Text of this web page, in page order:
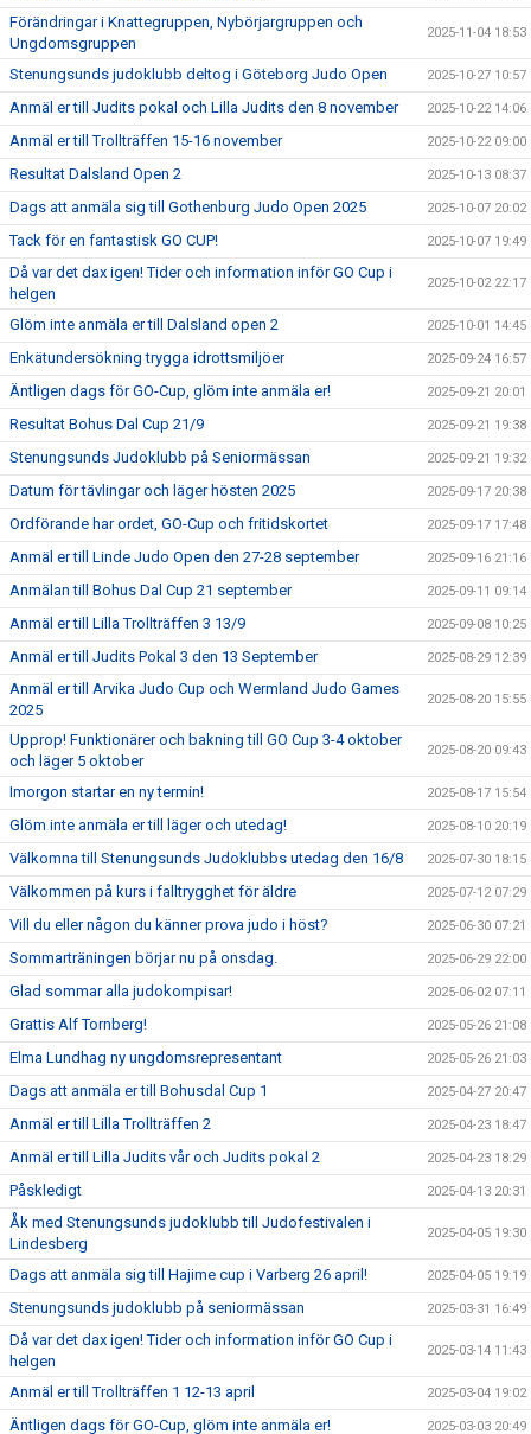
Förändringar i Knattegruppen, Nybörjargruppen och
Ungdomsgruppen
2025-11-04 18:53
Stenungsunds judoklubb deltog i Göteborg Judo Open 2025-10-27 10:57
Anmäl er till Judits pokal och Lilla Judits den 8 november 2025-10-22 14:06
Anmäl er till Trollträffen 15-16 november 2025-10-22 09:00
Resultat Dalsland Open 2 2025-10-13 08:37
Dags att anmäla sig till Gothenburg Judo Open 2025 2025-10-07 20:02
Tack för en fantastisk GO CUP! 2025-10-07 19:49
Då var det dax igen! Tider och information inför GO Cup i
helgen
2025-10-02 22:17
Glöm inte anmäla er till Dalsland open 2 2025-10-01 14:45
Enkätundersökning trygga idrottsmiljöer 2025-09-24 16:57
Äntligen dags för GO-Cup, glöm inte anmäla er! 2025-09-21 20:01
Resultat Bohus Dal Cup 21/9 2025-09-21 19:38
Stenungsunds Judoklubb på Seniormässan 2025-09-21 19:32
Datum för tävlingar och läger hösten 2025 2025-09-17 20:38
Ordförande har ordet, GO-Cup och fritidskortet 2025-09-17 17:48
Anmäl er till Linde Judo Open den 27-28 september 2025-09-16 21:16
Anmälan till Bohus Dal Cup 21 september 2025-09-11 09:14
Anmäl er till Lilla Trollträffen 3 13/9 2025-09-08 10:25
Anmäl er till Judits Pokal 3 den 13 September 2025-08-29 12:39
Anmäl er till Arvika Judo Cup och Wermland Judo Games
2025
2025-08-20 15:55
Upprop! Funktionärer och bakning till GO Cup 3-4 oktober
och läger 5 oktober
2025-08-20 09:43
Imorgon startar en ny termin! 2025-08-17 15:54
Glöm inte anmäla er till läger och utedag! 2025-08-10 20:19
Välkomna till Stenungsunds Judoklubbs utedag den 16/8 2025-07-30 18:15
Välkommen på kurs i falltrygghet för äldre 2025-07-12 07:29
Vill du eller någon du känner prova judo i höst? 2025-06-30 07:21
Sommarträningen börjar nu på onsdag. 2025-06-29 22:00
Glad sommar alla judokompisar! 2025-06-02 07:11
Grattis Alf Tornberg! 2025-05-26 21:08
Elma Lundhag ny ungdomsrepresentant 2025-05-26 21:03
Dags att anmäla er till Bohusdal Cup 1 2025-04-27 20:47
Anmäl er till Lilla Trollträffen 2 2025-04-23 18:47
Anmäl er till Lilla Judits vår och Judits pokal 2 2025-04-23 18:29
Påskledigt 2025-04-13 20:31
Åk med Stenungsunds judoklubb till Judofestivalen i
Lindesberg
2025-04-05 19:30
Dags att anmäla sig till Hajime cup i Varberg 26 april! 2025-04-05 19:19
Stenungsunds judoklubb på seniormässan 2025-03-31 16:49
Då var det dax igen! Tider och information inför GO Cup i
helgen
2025-03-14 11:43
Anmäl er till Trollträffen 1 12-13 april 2025-03-04 19:02
Äntligen dags för GO-Cup, glöm inte anmäla er! 2025-03-03 20:49